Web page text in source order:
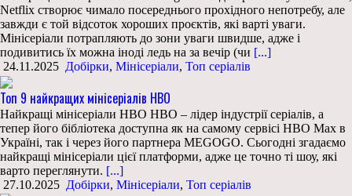
Netflix створює чимало посереднього прохідного непотребу, але
завжди є той відсоток хороших проєктів, які варті уваги.
Мінісеріали потрапляють до зони уваги швидше, адже і
подивитись їх можна іноді ледь на за вечір (чи [...]
24.11.2025 Добірки, Мінісеріали, Топ серіалів
Топ 9 найкращих мінісеріалів HBO
Найкращі мінісеріали HBO HBO – лідер індустрії серіалів, а
тепер його бібліотека доступна як на самому сервісі HBO Max в
Україні, так і через його партнера MEGOGO. Сьогодні згадаємо
найкращі мінісеріали цієї платформи, адже це точно ті шоу, які
варто переглянути. [...]
27.10.2025 Добірки, Мінісеріали, Топ серіалів